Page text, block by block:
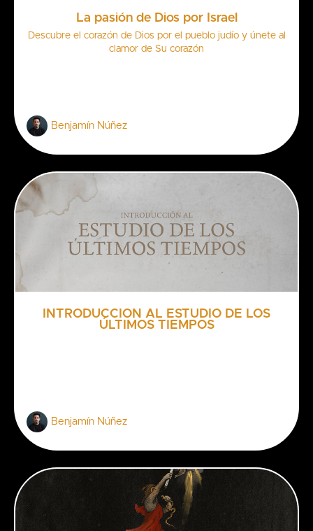
La pasión de Dios por Israel
Descubre el corazón de Dios por el pueblo judío y únete al
clamor de Su corazón
Benjamín Núñez
INTRODUCCIÓN AL ESTUDIO DE LOS
ÚLTIMOS TIEMPOS
Benjamín Núñez